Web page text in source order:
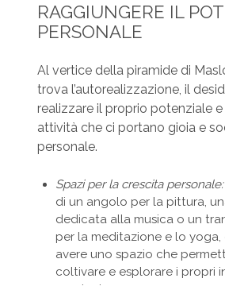
RAGGIUNGERE IL
PERSONALE
Al vertice della piramide di
trova l’autorealizzazione, il
realizzare il proprio potenziale
attività che ci portano gioia e
personale.
Spazi per la crescita personale:
di un angolo per la pittura,
dedicata alla musica o un
per la meditazione e lo yoga,
avere uno spazio che
coltivare e esplorare i propri